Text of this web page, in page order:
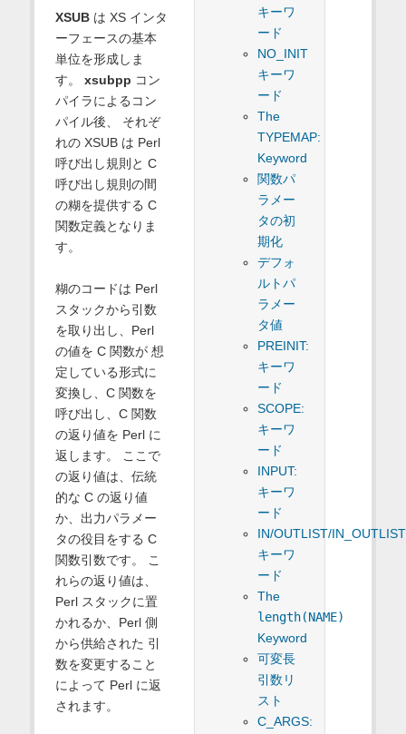
キーワ
ード
NO_INIT
キーワ
ード
The
TYPEMAP:
Keyword
関数パ
ラメー
タの初
期化
デフォ
ルトパ
ラメー
タ値
PREINIT:
キーワ
ード
SCOPE:
キーワ
ード
INPUT:
キーワ
ード
IN/OUTLIST/
キーワ
ード
The
length(NAME)
Keyword
可変長
引数リ
スト
C_ARGS:
XSUBは XS インタ
ーフェースの基本
単位を形成しま
す。 xsubpp コン
パイラによるコン
パイル後、 それぞ
れの XSUB は Perl
呼び出し規則と C
呼び出し規則の間
の糊を提供する C
関数定義となりま
す。
糊のコードは Perl
スタックから引数
を取り出し、Perl
の値を C 関数が 想
定している形式に
変換し、C 関数を
呼び出し、C 関数
の返り値を Perl に
返します。 ここで
の返り値は、伝統
的な C の返り値
か、出力パラメー
タの役目をする C
関数引数です。 こ
れらの返り値は、
Perl スタックに置
かれるか、Perl 側
から供給された 引
数を変更すること
によって Perl に返
されます。